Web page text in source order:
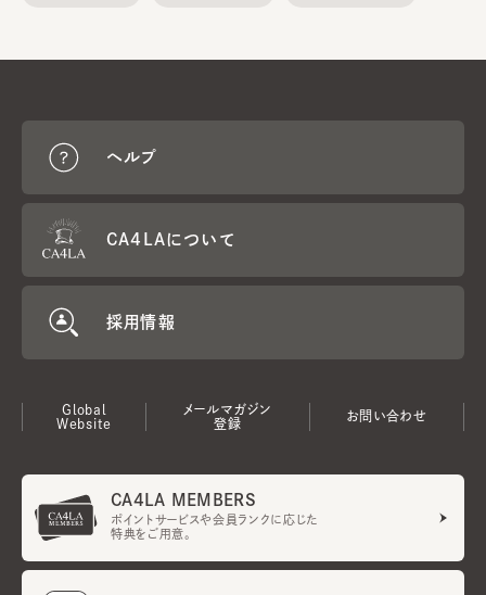
ヘルプ
CA4LAについて
採用情報
Global
Website
メールマガジン
登録
お問い合わせ
CA4LA MEMBERS
ポイントサービスや会員ランクに応じた
特典をご用意。